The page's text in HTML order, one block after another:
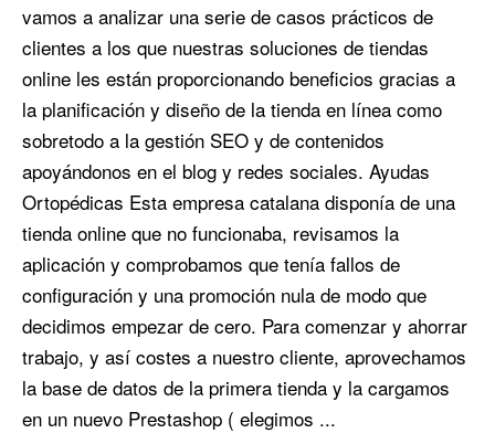
vamos a analizar una serie de casos prácticos de
clientes a los que nuestras soluciones de tiendas
online les están proporcionando beneficios gracias a
la planificación y diseño de la tienda en línea como
sobretodo a la gestión SEO y de contenidos
apoyándonos en el blog y redes sociales. Ayudas
Ortopédicas Esta empresa catalana disponía de una
tienda online que no funcionaba, revisamos la
aplicación y comprobamos que tenía fallos de
configuración y una promoción nula de modo que
decidimos empezar de cero. Para comenzar y ahorrar
trabajo, y así costes a nuestro cliente, aprovechamos
la base de datos de la primera tienda y la cargamos
en un nuevo Prestashop ( elegimos ...